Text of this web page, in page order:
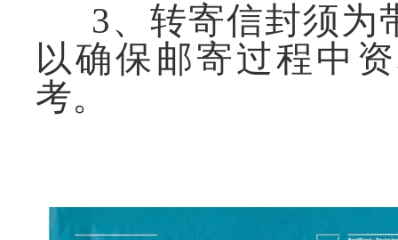
3、转寄信封须为
以确保邮寄过程中
考。